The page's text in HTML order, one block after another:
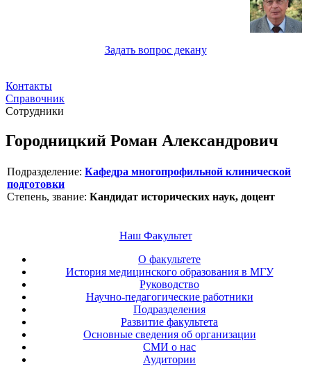
Задать вопрос декану
Контакты
Справочник
Сотрудники
Городницкий Роман Александрович
Подразделение: Кафедра многопрофильной клинической
подготовки
Степень, звание: Кандидат исторических наук, доцент
Наш Факультет
О факультете
История медицинского образования в МГУ
Руководство
Научно-педагогические работники
Подразделения
Развитие факультета
Основные сведения об организации
СМИ о нас
Аудитории